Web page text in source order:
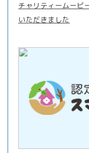
チャリティームービ
いただきました